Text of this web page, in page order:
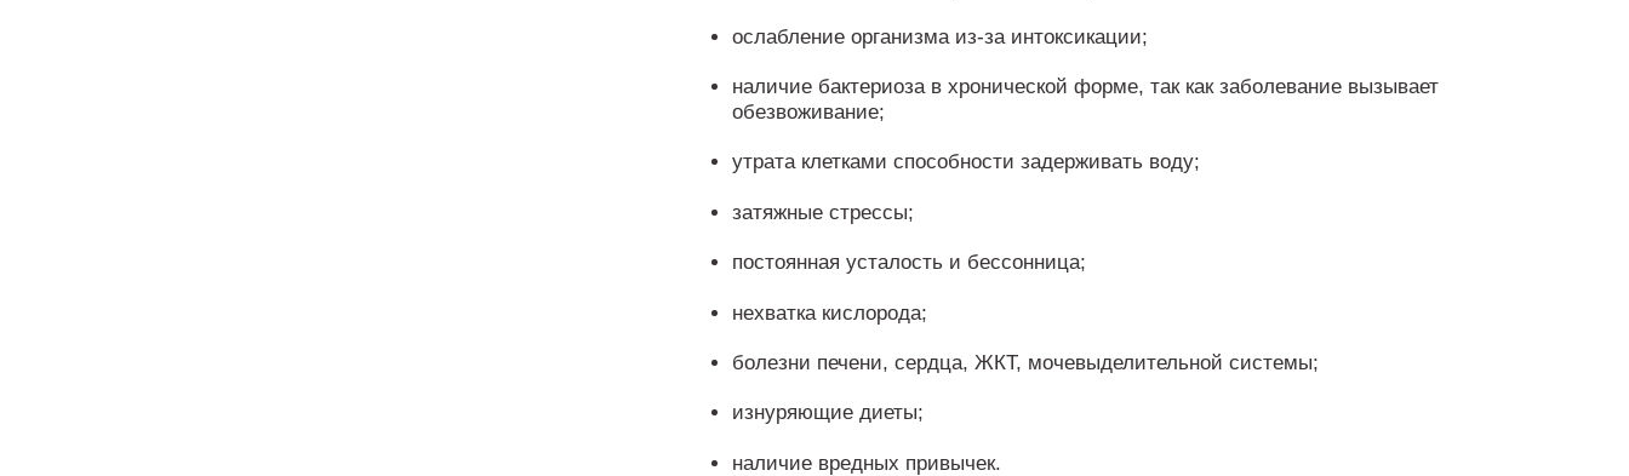
ослабление организма из-за интоксикации;
наличие бактериоза в хронической форме, так как заболевание вызывает
обезвоживание;
утрата клетками способности задерживать воду;
затяжные стрессы;
постоянная усталость и бессонница;
нехватка кислорода;
болезни печени, сердца, ЖКТ, мочевыделительной системы;
изнуряющие диеты;
наличие вредных привычек.